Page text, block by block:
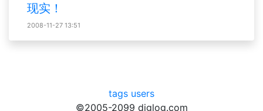
现实！
2008-11-27 13:51
tags users
©2005-2099 diglog.com